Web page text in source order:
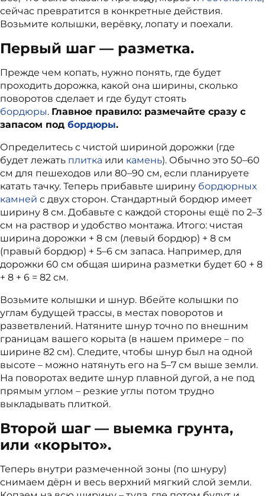
сейчас превратится в конкретные действия.
Возьмите колышки, верёвку, лопату и поехали.
Первый шаг — разметка.
Прежде чем копать, нужно понять, где будет
проходить дорожка, какой она ширины, сколько
поворотов сделает и где будут стоять
бордюры. Главное правило: размечайте сразу с
запасом под бордюры.
Определитесь с чистой шириной дорожки (где
будет лежать плитка или камень). Обычно это 50–60
см для пешеходов или 80–90 см, если планируете
катать тачку. Теперь прибавьте ширину бордюрных
камней с двух сторон. Стандартный бордюр имеет
ширину 8 см. Добавьте с каждой стороны ещё по 2–3
см на раствор и удобство монтажа. Итого: чистая
ширина дорожки + 8 см (левый бордюр) + 8 см
(правый бордюр) + 5–6 см запаса. Например, для
дорожки 60 см общая ширина разметки будет 60 + 8
+ 8 + 6 = 82 см.
Возьмите колышки и шнур. Вбейте колышки по
углам будущей трассы, в местах поворотов и
разветвлений. Натяните шнур точно по внешним
границам вашего корыта (в нашем примере – по
ширине 82 см). Следите, чтобы шнур был на одной
высоте – можно натянуть его на 5–7 см выше земли.
На поворотах ведите шнур плавной дугой, а не под
прямым углом – резкие углы потом трудно
выкладывать плиткой.
Второй шаг — выемка грунта,
или «корыто».
Теперь внутри размеченной зоны (по шнуру)
снимаем дёрн и весь верхний мягкий слой земли.